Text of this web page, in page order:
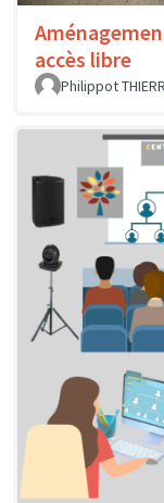
accès libre
Philippot